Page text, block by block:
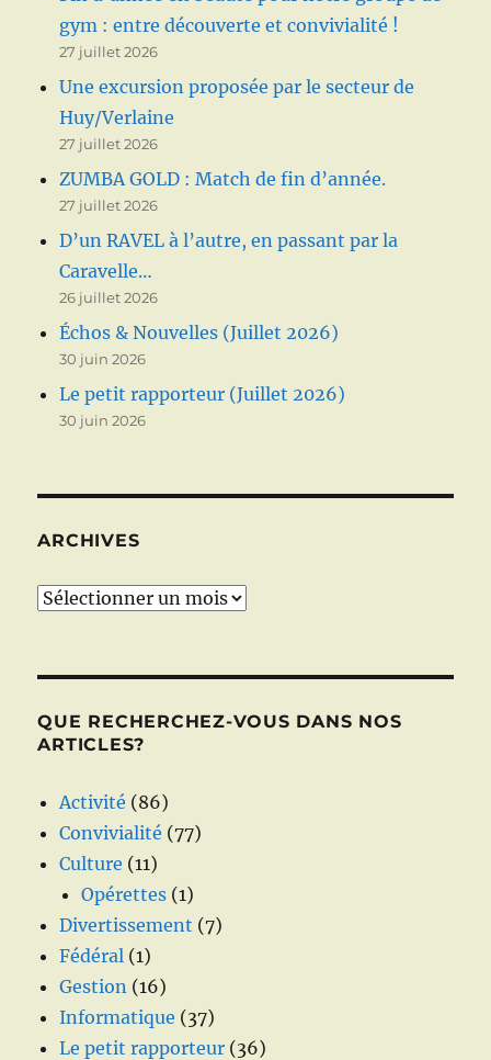
gym : entre découverte et convivialité !
27 juillet 2026
Une excursion proposée par le secteur de
Huy/Verlaine
27 juillet 2026
ZUMBA GOLD : Match de fin d’année.
27 juillet 2026
D’un RAVEL à l’autre, en passant par la
Caravelle…
26 juillet 2026
Échos & Nouvelles (Juillet 2026)
30 juin 2026
Le petit rapporteur (Juillet 2026)
30 juin 2026
ARCHIVES
Archives
QUE RECHERCHEZ-VOUS DANS NOS
ARTICLES?
Activité (86)
Convivialité (77)
Culture (11)
Opérettes (1)
Divertissement (7)
Fédéral (1)
Gestion (16)
Informatique (37)
Le petit rapporteur (36)